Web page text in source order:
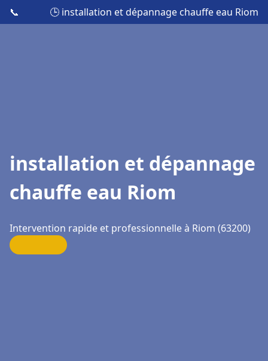
📞 🕒 installation et dépannage chauffe eau Riom
installation et dépannage
chauffe eau Riom
Intervention rapide et professionnelle à Riom (63200)